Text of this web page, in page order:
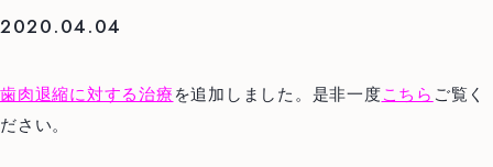
2020.04.04
歯肉退縮に対する治療 を追加しました。是非一度こちら ご覧く
ださい。